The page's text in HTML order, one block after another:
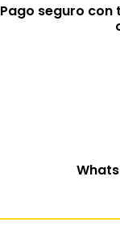
Pago seguro con